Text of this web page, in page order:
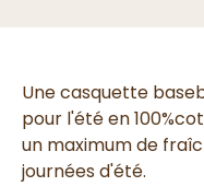
Unecasquette
pour l'étéen
un maximum de
journées d'été.